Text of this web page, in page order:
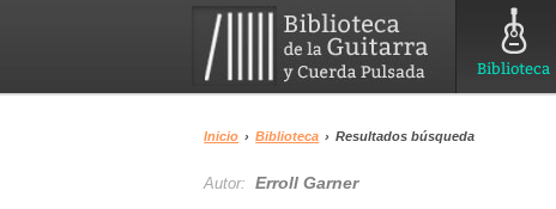
Biblioteca
Inicio › Biblioteca › Resultados búsqueda
Autor:Erroll Garner